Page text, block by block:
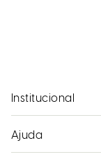
Institucional
Ajuda